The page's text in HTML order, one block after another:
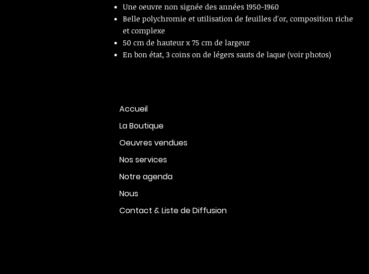
Une oeuvre non signée des années 1950-1960
Belle polychromie et utilisation de feuilles d'or, composition riche
et complexe
50 cm de hauteur x 75 cm de largeur
En bon état, 3 coins on de légers sauts de laque (voir photos)
Accueil
La Boutique
Oeuvres vendues
Nos services
Notre agenda
Nous
Contact & Liste de Diffusion